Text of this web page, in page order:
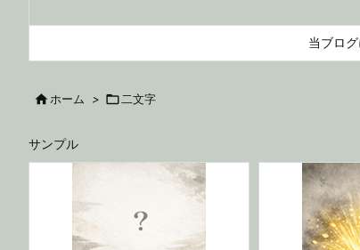
当ブロ
 ホーム >  二文字
サンプル